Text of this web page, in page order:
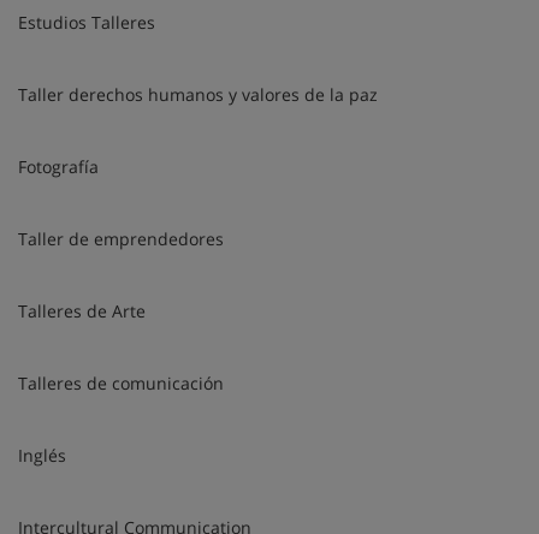
Estudios Talleres
Taller derechos humanos y valores de la paz
Fotografía
Taller de emprendedores
Talleres de Arte
Talleres de comunicación
Inglés
Intercultural Communication